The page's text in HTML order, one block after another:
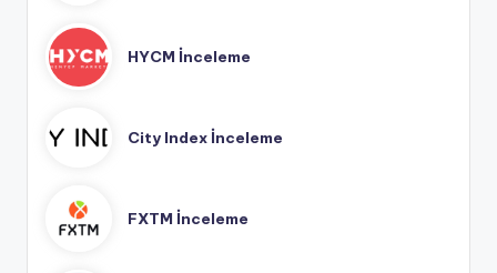
HYCM İnceleme
City Index İnceleme
FXTM İnceleme